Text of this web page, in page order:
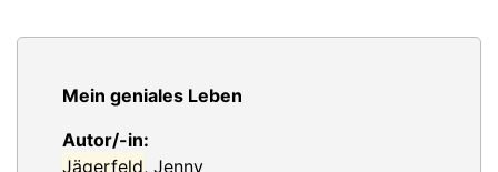
Mein geniales Leben
Autor/-in:
Jägerfeld, Jenny